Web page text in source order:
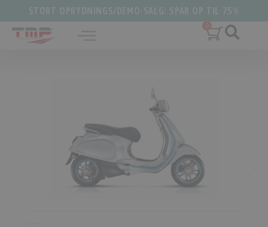
STORT OPRYDNINGS/DEMO-SALG: SPAR OP TIL 75%